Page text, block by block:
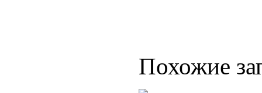
Похожие